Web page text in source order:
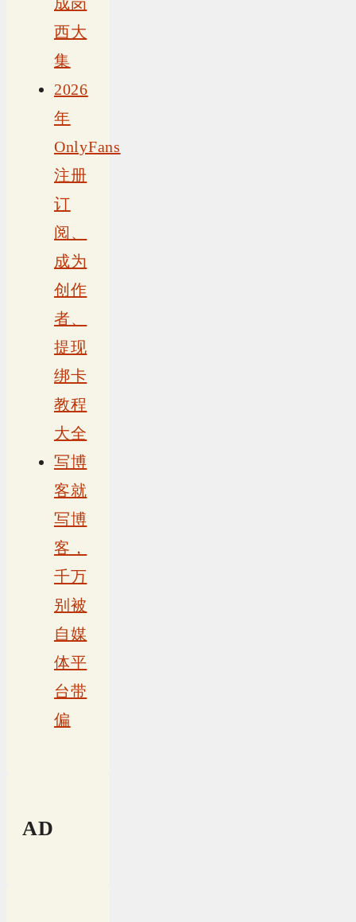
西大
集
2026
年
OnlyFans
注册
订
阅、
成为
创作
者、
提现
绑卡
教程
大全
写博
客就
写博
客，
千万
别被
自媒
体平
台带
偏
AD